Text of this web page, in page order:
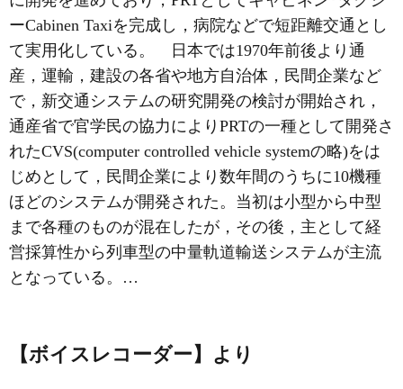
ーCabinen Taxiを完成し，病院などで短距離交通とし
て実用化している。 日本では1970年前後より通
産，運輸，建設の各省や地方自治体，民間企業など
で，新交通システムの研究開発の検討が開始され，
通産省で官学民の協力によりPRTの一種として開発さ
れたCVS(computer controlled vehicle systemの略)をは
じめとして，民間企業により数年間のうちに10機種
ほどのシステムが開発された。当初は小型から中型
まで各種のものが混在したが，その後，主として経
営採算性から列車型の中量軌道輸送システムが主流
となっている。…
【ボイスレコーダー】より